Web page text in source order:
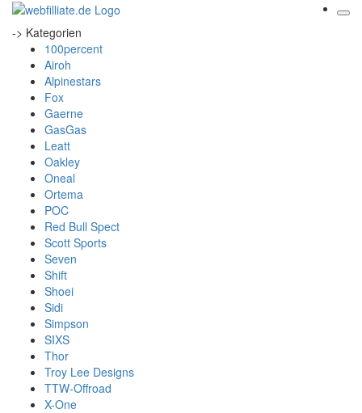
-> Kategorien
100percent
Airoh
Alpinestars
Fox
Gaerne
GasGas
Leatt
Oakley
Oneal
Ortema
POC
Red Bull Spect
Scott Sports
Seven
Shift
Shoei
Sidi
Simpson
SIXS
Thor
Troy Lee Designs
TTW-Offroad
X-One